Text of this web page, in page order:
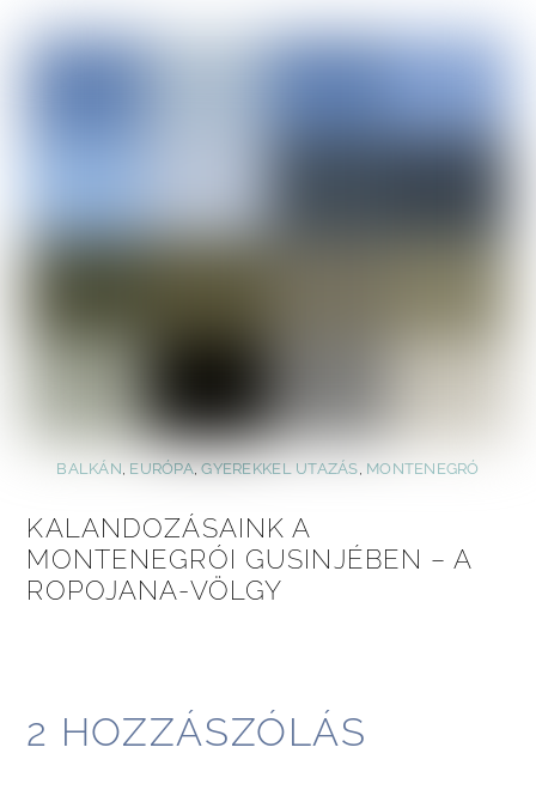
BALKÁN EURÓPA,GYEREKKEL UTAZÁS MONTENEGRÓ
KALANDOZÁSAINK A
MONTENEGRÓI GUSINJÉBEN – A
ROPOJANA-VÖLGY
2 HOZZÁSZÓLÁS